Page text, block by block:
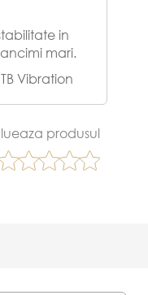
in
mari.
Vibration
68TG
care
produsul